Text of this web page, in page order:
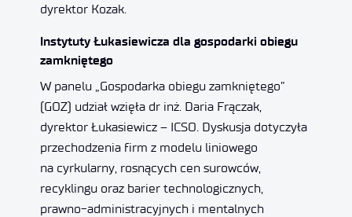
dyrektor Kozak.
Instytuty Łukasiewicza dla gospodarki obiegu
zamkniętego
W panelu „Gospodarka obiegu zamkniętego”
(GOZ) udział wzięła dr inż. Daria Frączak,
dyrektor Łukasiewicz – ICSO. Dyskusja dotyczyła
przechodzenia firm z modelu liniowego
na cyrkularny, rosnących cen surowców,
recyklingu oraz barier technologicznych,
prawno-administracyjnych i mentalnych